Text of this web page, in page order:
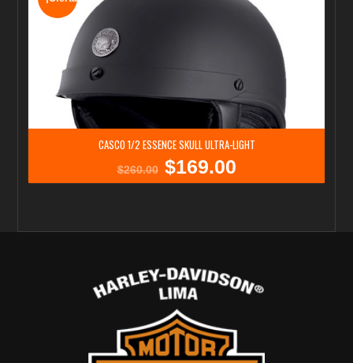
CASCO 1/2 ESSENCE SKULL ULTRA-LIGHT
$260.00
El
$169.00El